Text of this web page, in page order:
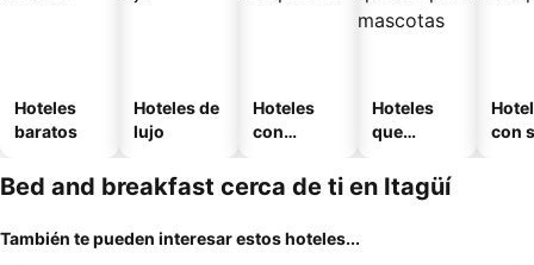
Hoteles
baratos
Hoteles de
lujo
Hoteles
con
Hoteles
que
mascotas
con
Bed and breakfast cerca de ti en Itagüí
También te pueden interesar estos hoteles...